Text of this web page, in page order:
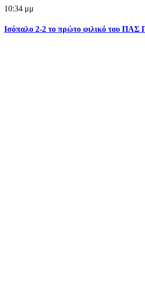
10:34 μμ
Ισόπαλο 2-2 το πρώτο φιλικό του ΠΑΣ